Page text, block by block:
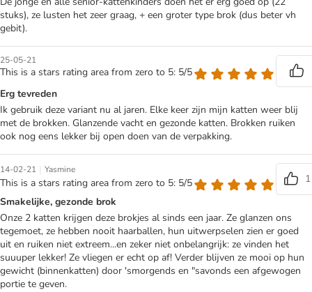
stuks), ze lusten het zeer graag, + een groter type brok (dus beter vh
gebit).
25-05-21
This is a stars rating area from zero to 5: 5/5
Erg tevreden
Ik gebruik deze variant nu al jaren. Elke keer zijn mijn katten weer blij
met de brokken. Glanzende vacht en gezonde katten. Brokken ruiken
ook nog eens lekker bij open doen van de verpakking.
14-02-21 | Yasmine
This is a stars rating area from zero to 5: 5/5
1
Smakelijke, gezonde brok
Onze 2 katten krijgen deze brokjes al sinds een jaar. Ze glanzen ons
tegemoet, ze hebben nooit haarballen, hun uitwerpselen zien er goed
uit en ruiken niet extreem...en zeker niet onbelangrijk: ze vinden het
suuuper lekker! Ze vliegen er echt op af! Verder blijven ze mooi op hun
gewicht (binnenkatten) door 'smorgends en "savonds een afgewogen
portie te geven.